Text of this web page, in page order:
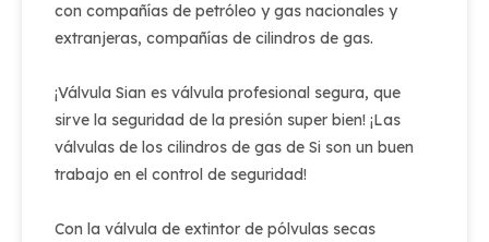
con compañías de petróleo y gas nacionales y
extranjeras, compañías de cilindros de gas.
¡Válvula Sian es válvula profesional segura, que
sirve la seguridad de la presión super bien! ¡Las
válvulas de los cilindros de gas de Si son un buen
trabajo en el control de seguridad!
Con la válvula de extintor de pólvulas secas